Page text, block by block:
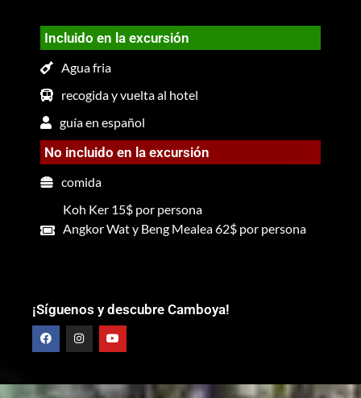
Incluido en la excursión
Agua fria
recogida y vuelta al hotel
guía en español
No incluido en la excursión
comida
Koh Ker 15$ por persona
Angkor Wat y Beng Mealea 62$ por persona
¡Síguenos y descubre Camboya!
F
a
c
o
I
n
s
g
Y
o
u
b